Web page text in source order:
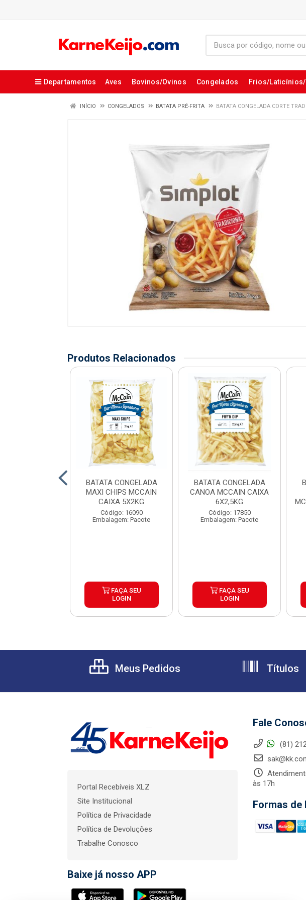
Departamentos Aves Bovinos/Ovinos Congelados Frios/
INÍCIO CONGELADOS BATATA PRÉ-FRITA BATATA CONGELADA CORTE
Produtos Relacionados
BATATA CONGELADA
MAXI CHIPS MCCAIN
CAIXA 5X2KG
Código: 16090
Embalagem: Pacote
FAÇA SEU
LOGIN
BATATA CONGELADA
CANOA MCCAIN CAIXA
6X2,5KG
Código: 17850
Embalagem: Pacote
FAÇA SEU
LOGIN
Meus Pedidos Títulos
Portal Recebíveis XLZ
Site Institucional
Política de Privacidade
Política de Devoluções
Trabalhe Conosco
Baixe já nosso APP
Fale
(81)
às 17h
Formas de